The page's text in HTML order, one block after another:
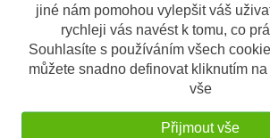
jiné nám pomohou vylepšit váš
rychleji vás navést k tomu, co
Souhlasíte s používáním všech
můžete snadno definovat kliknutím
vše
Přijmout vše
OBV. 5 DNÍ
výrobce